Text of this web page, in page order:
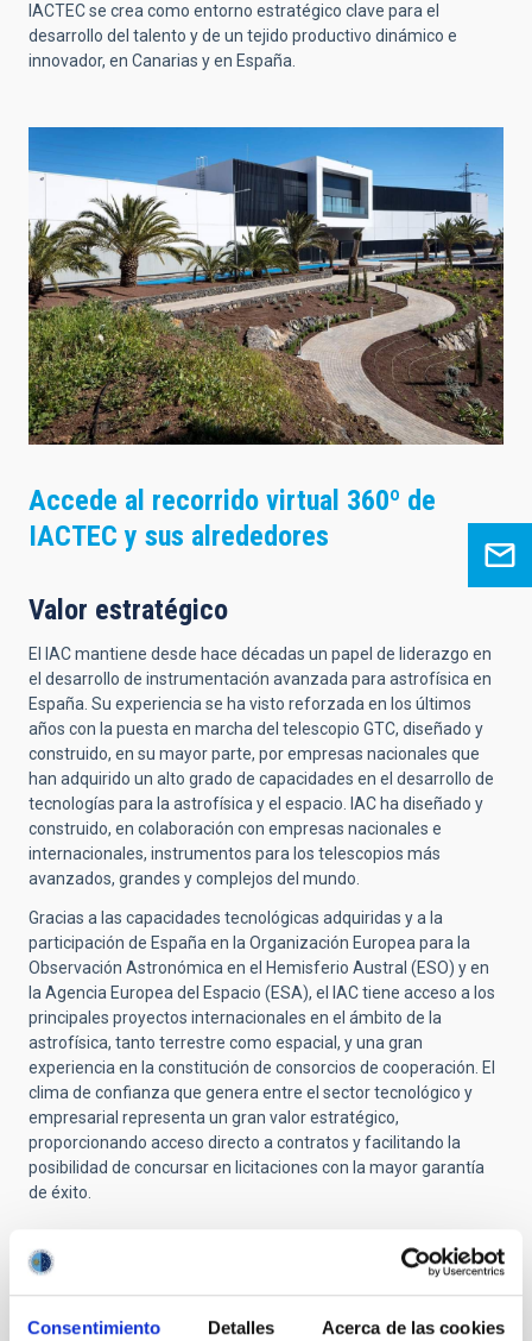
Consentimiento Detalles Acerca de las cookies
IACTEC se crea como entorno estratégico clave para el
desarrollo del talento y de un tejido productivo dinámico e
innovador, en Canarias y en España.
Accede al recorrido virtual 360º de
IACTEC y sus alrededores
Valor estratégico
El IAC mantiene desde hace décadas un papel de liderazgo en
el desarrollo de instrumentación avanzada para astrofísica en
España. Su experiencia se ha visto reforzada en los últimos
años con la puesta en marcha del telescopio GTC, diseñado y
construido, en su mayor parte, por empresas nacionales que
han adquirido un alto grado de capacidades en el desarrollo de
tecnologías para la astrofísica y el espacio. IAC ha diseñado y
construido, en colaboración con empresas nacionales e
internacionales, instrumentos para los telescopios más
avanzados, grandes y complejos del mundo.
Gracias a las capacidades tecnológicas adquiridas y a la
participación de España en la Organización Europea para la
Observación Astronómica en el Hemisferio Austral (ESO) y en
la Agencia Europea del Espacio (ESA), el IAC tiene acceso a los
principales proyectos internacionales en el ámbito de la
astrofísica, tanto terrestre como espacial, y una gran
experiencia en la constitución de consorcios de cooperación. El
clima de confianza que genera entre el sector tecnológico y
empresarial representa un gran valor estratégico,
proporcionando acceso directo a contratos y facilitando la
posibilidad de concursar en licitaciones con la mayor garantía
de éxito.
Objetivos científicos y tecnológicos